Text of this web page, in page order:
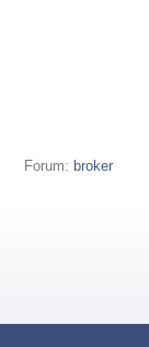
Forum: broker